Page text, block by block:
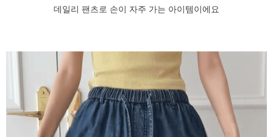
데일리 팬츠로 손이 자주 가는 아이템이에요